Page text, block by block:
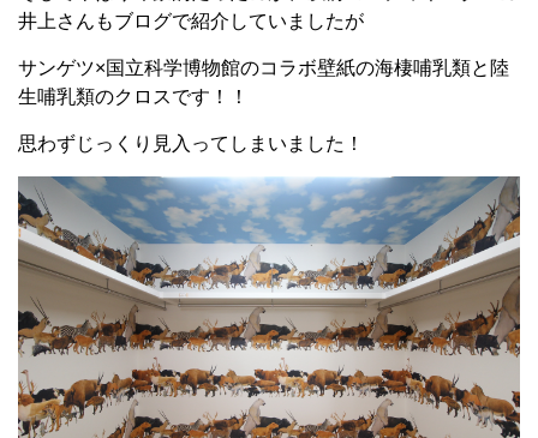
井上さんもブログで紹介していましたが
サンゲツ×国立科学博物館のコラボ壁紙の海棲哺乳類と陸
生哺乳類のクロスです！！
思わずじっくり見入ってしまいました！